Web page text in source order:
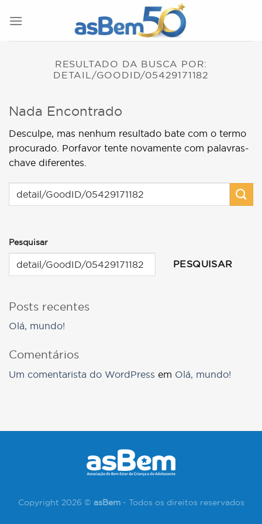
RESULTADO DA BUSCA POR:
DETAIL/GOODID/05429171182
Nada Encontrado
Desculpe, mas nenhum resultado bate com o termo
procurado. Porfavor tente novamente com palavras-
chave diferentes.
Pesquisar
PESQUISAR
Posts recentes
Olá, mundo!
Comentários
Um comentarista do WordPress em Olá, mundo!
Copyright 2026 © asBem- Todos os direitos reservados